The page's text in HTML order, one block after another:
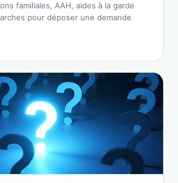
familiales, AAH, aides à la garde
pour déposer une demande